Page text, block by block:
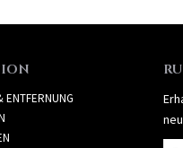
ENTFERNUNG